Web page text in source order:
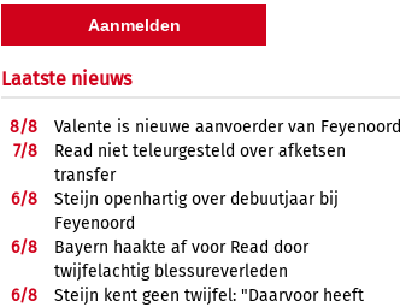
Laatste nieuws
8/8
Valente is nieuwe aanvoerder van Feyenoord
7/8
Read niet teleurgesteld over afketsen
transfer
6/8
Steijn openhartig over debuutjaar bij
Feyenoord
6/8
Bayern haakte af voor Read door
twijfelachtig blessureverleden
6/8
Steijn kent geen twijfel: "Daarvoor heeft